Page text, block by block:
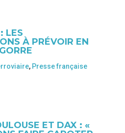
LES
À PRÉVOIR EN
, Presse française
ET DAX : «